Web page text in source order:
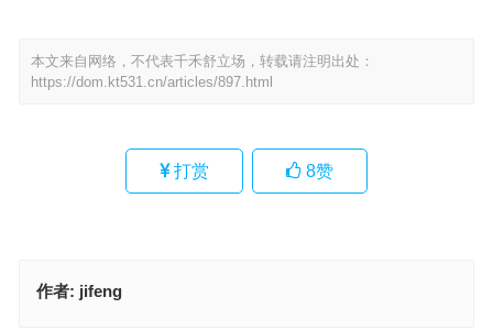
本文来自网络，不代表千禾舒立场，转载请注明出处：
https://dom.kt531.cn/articles/897.html
打赏 8赞
作者: jifeng